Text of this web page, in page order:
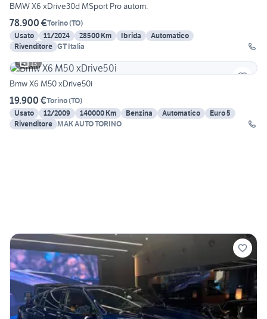
BMW X6 xDrive30d MSport Pro autom.
78.900 €Torino(TO)
Usato
11/2024 28500 Km Ibrida
Automatico
Rivenditore GT Italia
13
Bmw X6 M50 xDrive50i
19.900 €Torino(TO)
Usato
12/2009 140000 Km Benzina Automatico
Euro 5
Rivenditore MAK AUTO TORINO